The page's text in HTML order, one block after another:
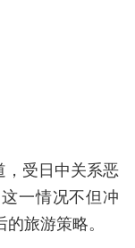
，受日中关系恶
一情况不但冲
旅游策略。